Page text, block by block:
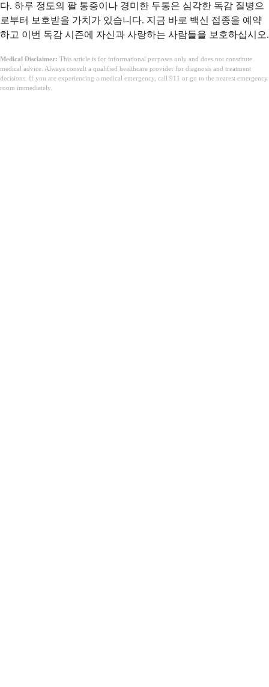
다. 하루 정도의 팔 통증이나 경미한 두통은 심각한 독감 질병으
로부터 보호받을 가치가 있습니다. 지금 바로 백신 접종을 예약
하고 이번 독감 시즌에 자신과 사랑하는 사람들을 보호하십시오.
Medical Disclaimer: This article is for informational purposes only and does not constitute
medical advice. Always consult a qualified healthcare provider for diagnosis and treatment
decisions. If you are experiencing a medical emergency, call 911 or go to the nearest emergency
room immediately.